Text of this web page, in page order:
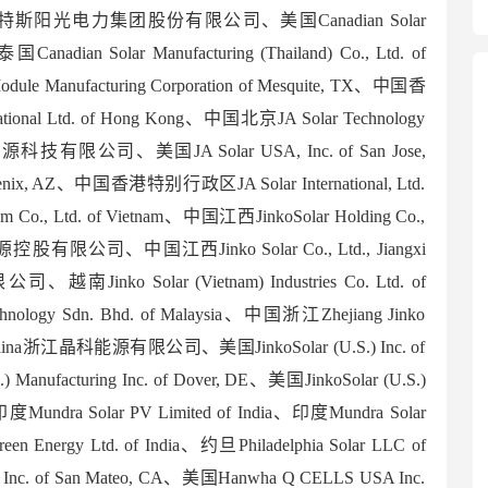
斯阳光电力集团股份有限公司、美国Canadian Solar
Canadian Solar Manufacturing (Thailand) Co., Ltd. of
Manufacturing Corporation of Mesquite, TX、中国香
Ltd. of Hong Kong、中国北京JA Solar Technology
科技有限公司、美国JA Solar USA, Inc. of San Jose,
AZ、中国香港特别行政区JA Solar International, Ltd.
Co., Ltd. of Vietnam、中国江西JinkoSolar Holding Co.,
控股有限公司、中国江西Jinko Solar Co., Ltd., Jiangxi
司、越南Jinko Solar (Vietnam) Industries Co. Ltd. of
Sdn. Bhd. of Malaysia、中国浙江Zhejiang Jinko
浙江晶科能源有限公司、美国JinkoSolar (U.S.) Inc. of
Manufacturing Inc. of Dover, DE、美国JinkoSolar (U.S.)
度Mundra Solar PV Limited of India、印度Mundra Solar
Energy Ltd. of India、约旦Philadelphia Solar LLC of
of San Mateo, CA、美国Hanwha Q CELLS USA Inc.